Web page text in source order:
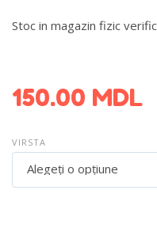
Stoc in magazin fizic
150.00 MDL
VIRSTA
Alegeți o opțiune